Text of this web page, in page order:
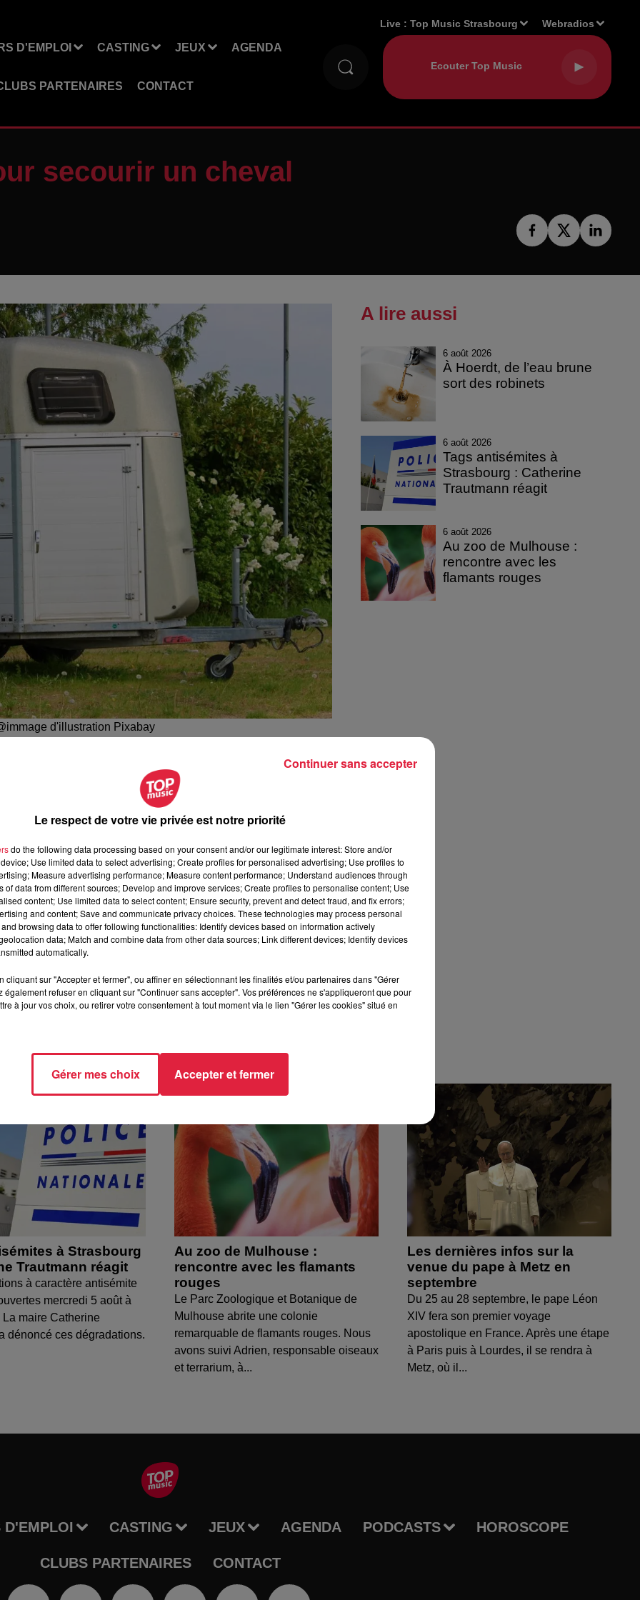
D'EMPLOI CASTING JEUX AGENDA
PARTENAIRES CONTACT
Live :Top Music Strasbourg Webradios
secourir un cheval
d'illustration Pixabay
dans les deux sens au niveau de la RD 1340 entre
s'était coincé la jambe dans un van.
les deux sens ce mardi matin peu avant 10h. Un cheval s’est
de panique,l’animal en extrême excitation menaçait de faire
a préféré fermer l’autoroute en attendant les secours et le
pour dégager l'autoroute afin de pouvoirlibérer la jambe du
Estelle Burckel
A lire aussi
6 août 2026
À Hoerdt, de l’eau brune
sort des robinets
6 août 2026
Tags antisémites à
Strasbourg : Catherine
Trautmann réagit
6 août 2026
Au zoo de Mulhouse :
rencontre avec les
flamants rouges
à Strasbourg
Trautmann réagit
à caractère antisémite
mercredi 5 août à
La maire Catherine
dénoncé ces dégradations.
Au zoo de Mulhouse :
rencontre avec les flamants
rouges
Le Parc Zoologique et Botanique de
Mulhouse abrite une colonie
remarquable de flamants rouges. Nous
avons suivi Adrien, responsable oiseaux
et terrarium, à...
Les dernières infos sur la
venue du pape à Metz en
septembre
Du 25 au 28 septembre, le pape Léon
XIV fera son premier voyage
apostolique en France. Après une étape
à Paris puis à Lourdes, il se rendra à
Metz, où il...
D'EMPLOI CASTING JEUX AGENDA PODCASTS HOROSCOPE
CLUBS PARTENAIRES CONTACT
Le respect de votre vie privée est notre priorité
do the following data processing based on your consent and/or our legitimate interest: Store and/or
Use limited data to select advertising; Create profiles for personalised advertising; Use profiles to
Measure advertising performance; Measure content performance; Understand audiences through
of data from different sources; Develop and improve services; Create profiles to personalise content; Use
content; Use limited data to select content; Ensure security, prevent and detect fraud, and fix errors;
and content; Save and communicate privacy choices. These technologies may process personal
browsing data to offer following functionalities: Identify devices based on information actively
data; Match and combine data from other data sources; Link different devices; Identify devices
automatically.
cliquant sur "Accepter et fermer", ou affiner en sélectionnant les finalités et/ou partenaires dans "Gérer
également refuser en cliquant sur "Continuer sans accepter". Vos préférences ne s'appliqueront que pour
à jour vos choix, ou retirer votre consentement à tout moment via le lien "Gérer les cookies" situé en
Gérer mes choix Accepter et fermer
Continuer sans accepter